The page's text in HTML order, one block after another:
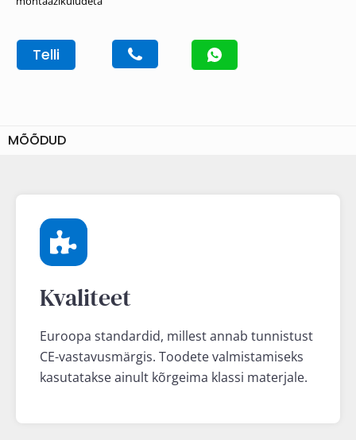
Telli
MÕÕDUD
Kvaliteet
Euroopa standardid, millest annab tunnistust
CE-vastavusmärgis. Toodete valmistamiseks
kasutatakse ainult kõrgeima klassi materjale.